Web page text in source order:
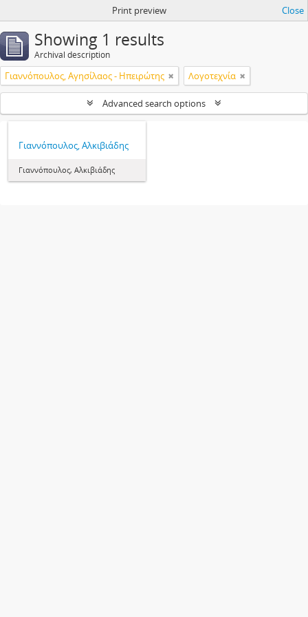
Print preview Close
Showing 1 results
Archival description
Γιαννόπουλος, Αγησίλαος - Ηπειρώτης Λογοτεχνία
Advanced search options
Γιαννόπουλος, Αλκιβιάδης
Γιαννόπουλος, Αλκιβιάδης